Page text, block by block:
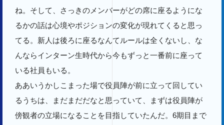
ね。そして、さっきのメンバーがどの席に座るようにな
るかの話は心境やポジションの変化が現れてくると思っ
てる。新人は後ろに座るなんてルールは全くないし、な
んならインターン生時代から今もずっと一番前に座って
いる社員もいる。
ああいうかしこまった場で役員陣が前に立って回してい
るうちは、まだまだだなと思っていて、まずは役員陣が
傍観者の立場になることを目指していたんだ。6期目まで